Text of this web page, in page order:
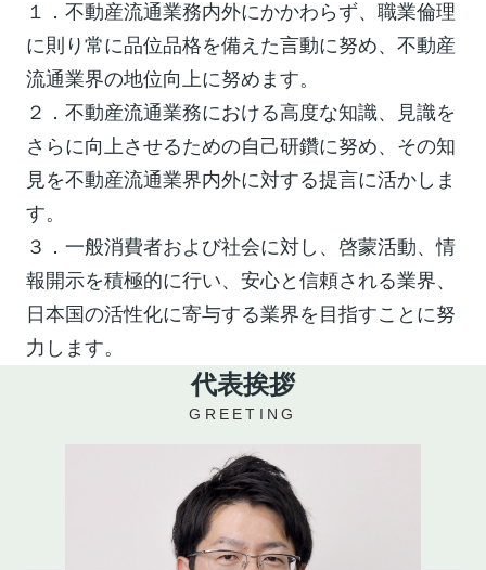
１．不動産流通業務内外にかかわらず、職業倫理
に則り常に品位品格を備えた言動に努め、不動産
流通業界の地位向上に努めます。
２．不動産流通業務における高度な知識、見識を
さらに向上させるための自己研鑽に努め、その知
見を不動産流通業界内外に対する提言に活かしま
す。
３．一般消費者および社会に対し、啓蒙活動、情
報開示を積極的に行い、安心と信頼される業界、
日本国の活性化に寄与する業界を目指すことに努
力します。
代表挨拶
GREETING